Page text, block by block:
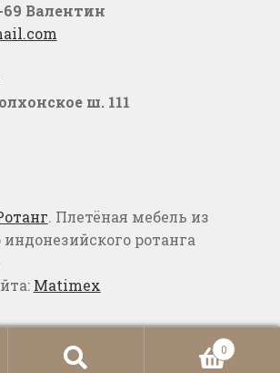
69 Валентин
ш. 111
. Плетёная мебель из
ротанга
Matimex
0